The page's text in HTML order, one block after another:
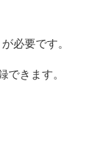
が必要です。
できます。